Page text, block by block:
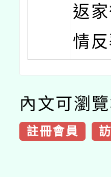
返
情
內文可瀏覽
註冊會員